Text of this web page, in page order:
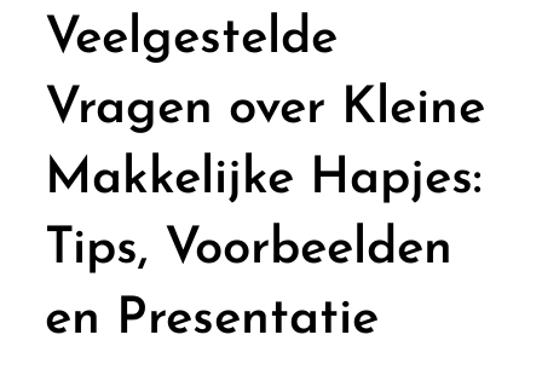
Veelgestelde
Vragen over Kleine
Makkelijke Hapjes:
Tips, Voorbeelden
en Presentatie